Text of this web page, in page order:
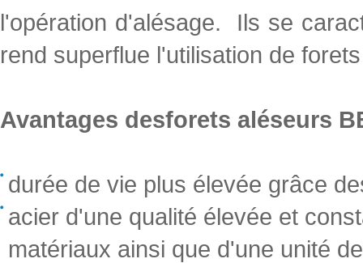
l'opération d'alésage. Ils se
rend superflue l'utilisation de
Avantages desforets aléseurs
durée de vie plus élevée grâce
acier d'une qualité élevée et
matériaux ainsi que d'une unité